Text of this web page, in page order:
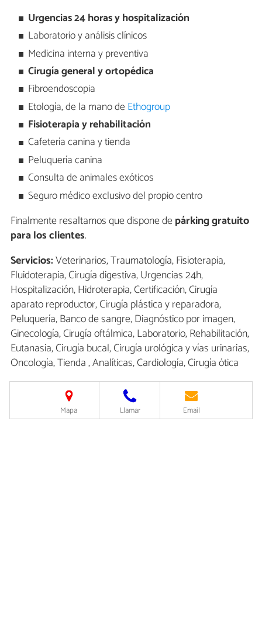
Urgencias 24 horas y hospitalización
Laboratorio y análisis clínicos
Medicina interna y preventiva
Cirugía general y ortopédica
Fibroendoscopia
Etología, de la mano de Ethogroup
Fisioterapia y rehabilitación
Cafetería canina y tienda
Peluquería canina
Consulta de animales exóticos
Seguro médico exclusivo del propio centro
Finalmente resaltamos que dispone depárking gratuito
para los clientes.
Servicios:Veterinarios, Traumatología, Fisioterapia,
Fluidoterapia, Cirugía digestiva, Urgencias 24h,
Hospitalización, Hidroterapia, Certificación, Cirugía
aparato reproductor, Cirugía plástica y reparadora,
Peluquería, Banco de sangre, Diagnóstico por imagen,
Ginecología, Cirugía oftálmica, Laboratorio, Rehabilitación,
Eutanasia, Cirugía bucal, Cirugía urológica y vías urinarias,
Oncología, Tienda , Analíticas, Cardiología, Cirugía ótica
Mapa Llamar Email